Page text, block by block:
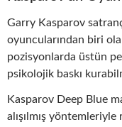
Garry Kasparov
oyuncularından biri
pozisyonlarda üstün
psikolojik baskı
Kasparov Deep Blue
alışılmış